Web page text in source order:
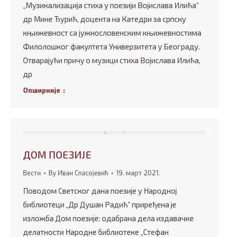
„Музикализација стиха у поезији Војислава Илића”
др Мине Ђурић, доцента на Катедри за српску
књижевност са јужнословенским књижевностима
Филолошког факултета Универзитета у Београду.
Отварајући причу о музици стиха Војислава Илића,
др
Опширније
ДОМ ПОЕЗИЈЕ
Вести ByИван Спасојевић 19. март 2021.
Поводом Светског дана поезије у Народној
библиотеци „Др Душан Радић” приређена је
изложба Дом поезије: одабрана дела издавачке
делатности Народне библиотеке „Стефан